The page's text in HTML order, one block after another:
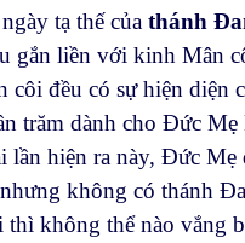
tạ thế của thánh
gắn liền với kinh Mân
côi đều có sự hiện diện
trăm dành cho Đức
lần hiện ra này, Đức Mẹ
không có thánh
không thể nào vắng